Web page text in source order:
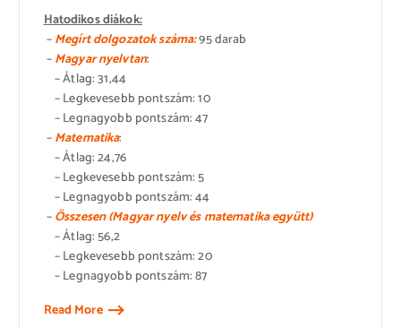
Hatodikos diákok:
–Megírt dolgozatok száma:95 darab
–Magyar nyelvtan:
– Átlag: 31,44
– Legkevesebb pontszám: 10
– Legnagyobb pontszám: 47
–Matematika:
– Átlag: 24,76
– Legkevesebb pontszám: 5
– Legnagyobb pontszám: 44
–Összesen (Magyar nyelv és matematika együtt)
– Átlag: 56,2
– Legkevesebb pontszám: 20
– Legnagyobb pontszám: 87
Read More